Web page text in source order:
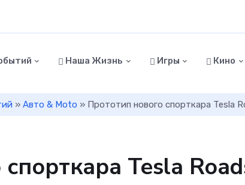
Наша Жизнь Игры Кино
» Авто & Moto » Прототип нового спорткара Tesla
Tesla